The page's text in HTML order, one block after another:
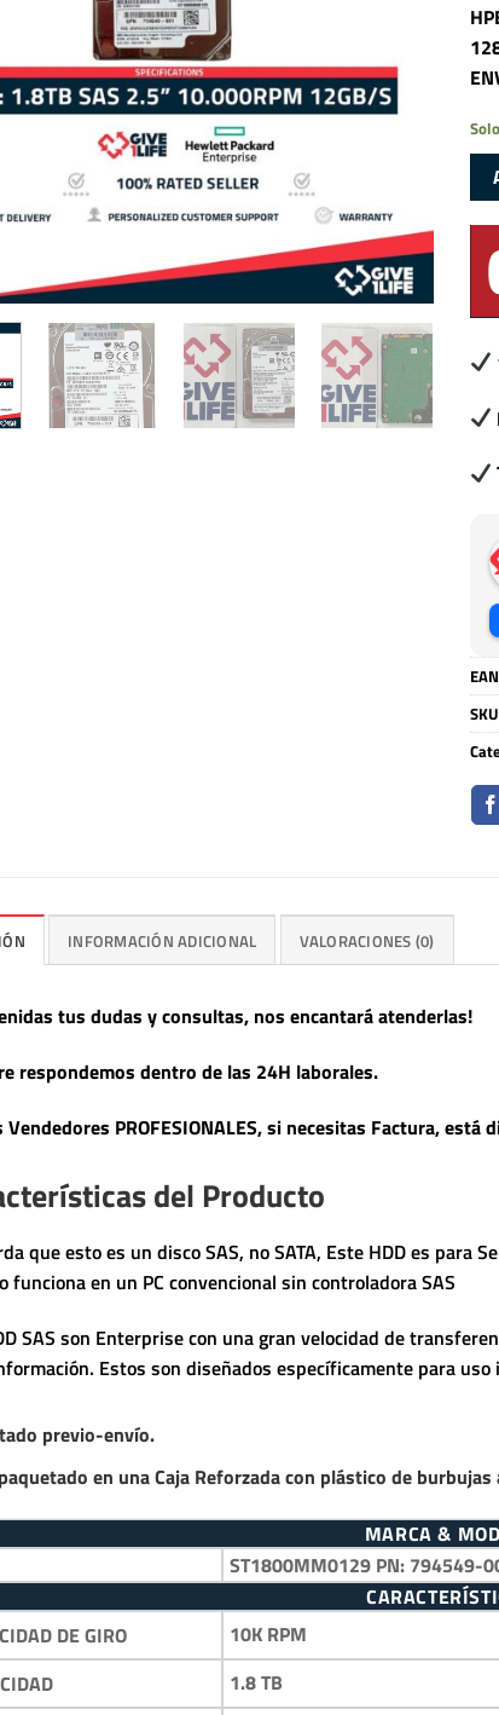
INFORMACIÓN ADICIONAL VALORACIONES (0)
tus dudas y consultas, nos encantará atenderlas!
respondemos dentro de las 24H laborales.
Vendedores PROFESIONALES, si necesitas Factura, está
del Producto
que esto es un disco SAS, no SATA, Este HDD es para
funciona en un PC convencional sin controladora SAS
SAS son Enterprise con una gran velocidad de
Estos son diseñados específicamente para
previo-envío.
en una Caja Reforzada con plástico de
MARCA &
ST1800MM0129 PN: 794549-
DE GIRO
10K RPM
1.8 TB